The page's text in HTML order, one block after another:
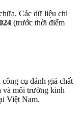
Các dữ liệu chi
(trước thời điểm
cụ đánh giá chất
và môi trường kinh
Việt Nam.